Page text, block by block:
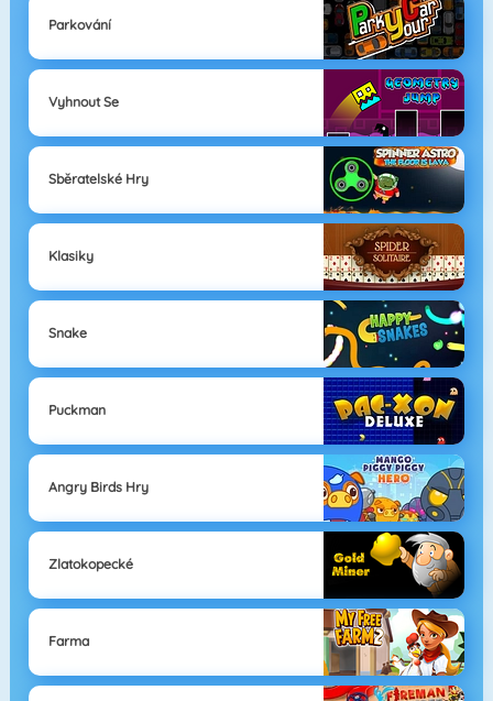
Parkování
Vyhnout Se
Sběratelské Hry
Klasiky
Snake
Puckman
Angry Birds Hry
Zlatokopecké
Farma